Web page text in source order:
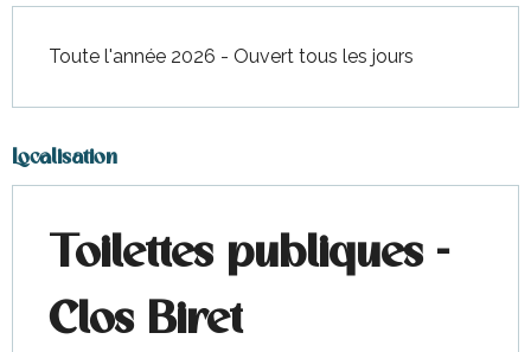
Toute l'année 2026 - Ouvert tous les jours
Localisation
Toilettes publiques -
Clos Biret